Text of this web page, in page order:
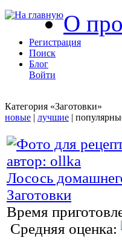
О
Регистрация
Поиск
Блог
Войти
Категория «Заготовки»
новые | лучшие |
Лосось
Заготовки
Время
Средняя оценка: